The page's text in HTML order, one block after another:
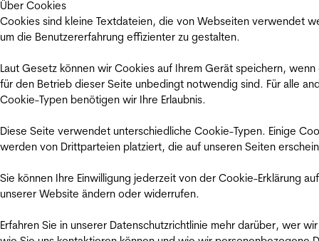
Über Cookies
Cookies sind kleine Textdateien, die von Webseiten verwendet
um die Benutzererfahrung effizienter zu gestalten.
Laut Gesetz können wir Cookies auf Ihrem Gerät speichern, wenn
für den Betrieb dieser Seite unbedingt notwendig sind. Für alle
Cookie-Typen benötigen wir Ihre Erlaubnis.
Diese Seite verwendet unterschiedliche Cookie-Typen. Einige
werden von Drittparteien platziert, die auf unseren Seiten
Sie können Ihre Einwilligung jederzeit von der Cookie-Erklärung auf
unserer Website ändern oder widerrufen.
Erfahren Sie in unserer Datenschutzrichtlinie mehr darüber, wer